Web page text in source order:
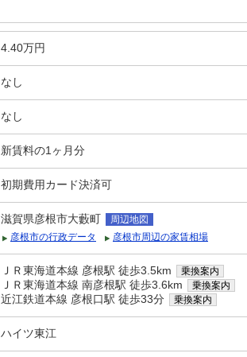
4.40万円
なし
なし
新賃料の1ヶ月分
初期費用カード決済可
滋賀県彦根市大藪町
周辺地図
彦根市の行政データ
彦根市周辺の家賃相場
ＪＲ東海道本線 彦根駅 徒歩3.5km 乗換案内
ＪＲ東海道本線 南彦根駅 徒歩3.6km 乗換案内
近江鉄道本線 彦根口駅 徒歩33分 乗換案内
ハイツ東江